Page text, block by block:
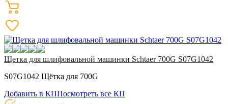
Щетка для шлифовальной машинки Schtaer 700G S07G1042
S07G1042 Щётка для 700G
Добавить в КППосмотреть все КП